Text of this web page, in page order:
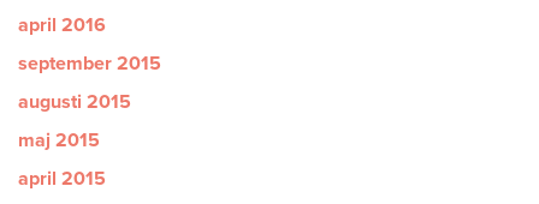
april 2016
september 2015
augusti 2015
maj 2015
april 2015